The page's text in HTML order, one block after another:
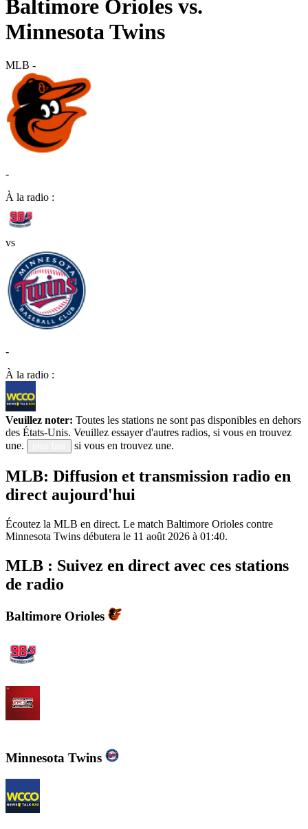
Baltimore Orioles vs.
Minnesota Twins
MLB -
-
À la radio :
vs
-
À la radio :
Veuillez noter: Toutes les stations ne sont pas disponibles en dehors
des États-Unis. Veuillez essayer d'autres radios, si vous en trouvez
une.
si vous en trouvez une.
MLB: Diffusion et transmission radio en
direct aujourd'hui
Écoutez la MLB en direct. Le match Baltimore Orioles contre
Minnesota Twins débutera le 11 août 2026 à 01:40.
MLB : Suivez en direct avec ces stations
de radio
Baltimore Orioles
Minnesota Twins